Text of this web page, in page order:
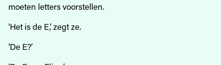
moeten letters voorstellen.
‘Het is de E,’ zegt ze.
‘De E?’